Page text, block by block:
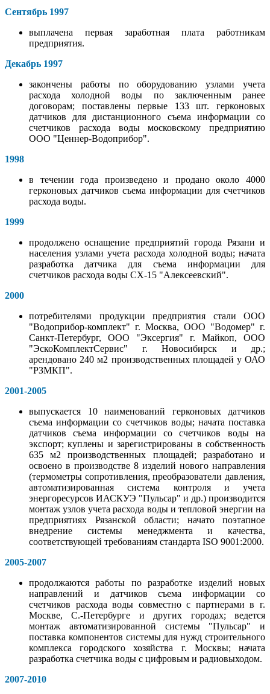
Сентябрь 1997
выплачена первая заработная плата работникам
предприятия.
Декабрь 1997
закончены работы по оборудованию узлами учета
расхода холодной воды по заключенным ранее
договорам; поставлены первые 133 шт. герконовых
датчиков для дистанционного съема информации со
счетчиков расхода воды московскому предприятию
ООО "Ценнер-Водоприбор".
1998
в течении года произведено и продано около 4000
герконовых датчиков съема информации для счетчиков
расхода воды.
1999
продолжено оснащение предприятий города Рязани и
населения узлами учета расхода холодной воды; начата
разработка датчика для съема информации для
счетчиков расхода воды СХ-15 "Алексеевский".
2000
потребителями продукции предприятия стали ООО
"Водоприбор-комплект" г. Москва, ООО "Водомер" г.
Санкт-Петербург, ООО "Эксергия" г. Майкоп, ООО
"ЭскоКомплектСервис" г. Новосибирск и др.;
арендовано 240 м2 производственных площадей у ОАО
"РЗМКП".
2001-2005
выпускается 10 наименований герконовых датчиков
съема информации со счетчиков воды; начата поставка
датчиков съема информации со счетчиков воды на
экспорт; куплены и зарегистрированы в собственность
635 м2 производственных площадей; разработано и
освоено в производстве 8 изделий нового направления
(термометры сопротивления, преобразователи давления,
автоматизированная система контроля и учета
энергоресурсов ИАСКУЭ "Пульсар" и др.) производится
монтаж узлов учета расхода воды и тепловой энергии на
предприятиях Рязанской области; начато поэтапное
внедрение системы менеджмента и качества,
соответствующей требованиям стандарта ISO 9001:2000.
2005-2007
продолжаются работы по разработке изделий новых
направлений и датчиков съема информации со
счетчиков расхода воды совместно с партнерами в г.
Москве, С.-Петербурге и других городах; ведется
монтаж автоматизированной системы "Пульсар" и
поставка компонентов системы для нужд строительного
комплекса городского хозяйства г. Москвы; начата
разработка счетчика воды с цифровым и радиовыходом.
2007-2010